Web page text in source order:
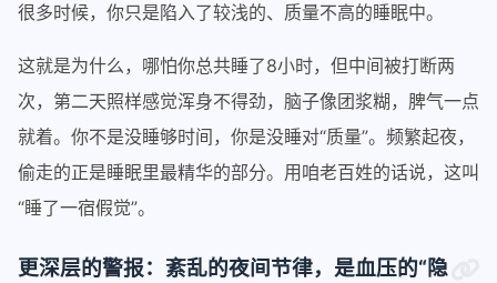
很多时候，你只是陷入了较浅的、质量不高的睡眠中。
这就是为什么，哪怕你总共睡了8小时，但中间被打断两
次，第二天照样感觉浑身不得劲，脑子像团浆糊，脾气一点
就着。你不是没睡够时间，你是没睡对“质量”。频繁起夜，
偷走的正是睡眠里最精华的部分。用咱老百姓的话说，这叫
“睡了一宿假觉”。
更深层的警报：紊乱的夜间节律，是血压的“隐